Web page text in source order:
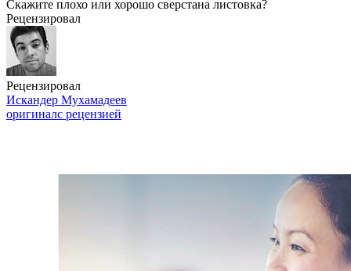
Скажите плохо или хорошо сверстана листовка?
Рецензировал
Рецензировал
Искандер Мухамадеев
оригиналс рецензией